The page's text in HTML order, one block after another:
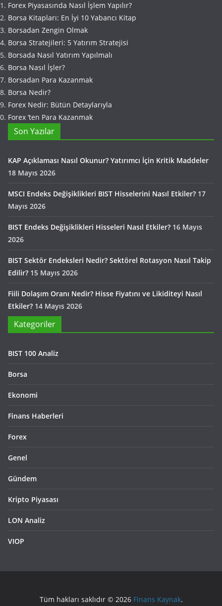
Forex Piyasasında Nasıl İşlem Yapılır?
Borsa Kitapları: En İyi 10 Yabancı Kitap
Borsadan Zengin Olmak
Borsa Stratejileri: 5 Yatırım Stratejisi
Borsada Nasıl Yatırım Yapılmalı
Borsa Nasıl İşler?
Borsadan Para Kazanmak
Borsa Nedir?
Forex Nedir: Bütün Detaylarıyla
Forex ‘ten Para Kazanmak
Son Yazılar
KAP Açıklaması Nasıl Okunur? Yatırımcı İçin Kritik Maddeler
18 Mayıs 2026
MSCI Endeks Değişiklikleri BIST Hisselerini Nasıl Etkiler? 17
Mayıs 2026
BIST Endeks Değişiklikleri Hisseleri Nasıl Etkiler? 16 Mayıs
2026
BIST Sektör Endeksleri Nedir? Sektörel Rotasyon Nasıl Takip
Edilir? 15 Mayıs 2026
Fiili Dolaşım Oranı Nedir? Hisse Fiyatını ve Likiditeyi Nasıl
Etkiler? 14 Mayıs 2026
Kategoriler
BIST 100 Analiz
Borsa
Ekonomi
Finans Haberleri
Forex
Genel
Gündem
Kripto Piyasası
LON Analiz
VIOP
Tüm hakları saklıdır © 2026 Finans Kaynak.